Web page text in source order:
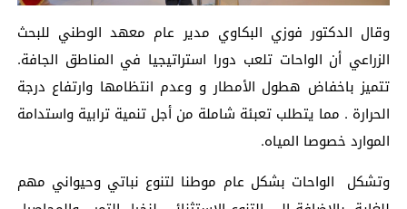
وقال الدكتور فوزي البكاوي مدير عام معهد الوطني للبحث
الزراعي أن الواحات تلعب دورا استراتيجيا في المناطق الجافة.
تتميز باخفاض هطول الأمطار و وعدم انتظامها وارتفاع درجة
الحرارة . مما يتطلب تعبئة شاملة من أجل تنمية ترابية واستدامة
الموارد خصوصا المياه.
وتشكل الواحات بشكل عام موطنا لتنوع نباتي وحيواني مهم